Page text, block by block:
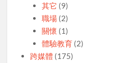
其它 (9)
職場(2)
關懷 (1)
體驗教育(2)
跨媒體 (175)